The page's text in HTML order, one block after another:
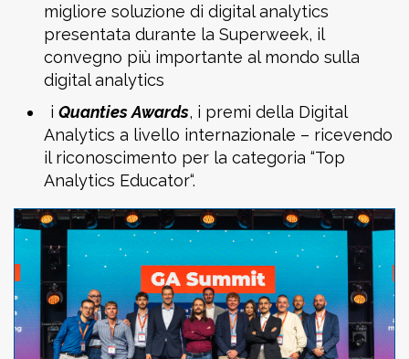
migliore soluzione di digital analytics
presentata durante la Superweek, il
convegno più importante al mondo sulla
digital analytics
i Quanties Awards, i premi della Digital
Analytics a livello internazionale – ricevendo
il riconoscimento per la categoria “Top
Analytics Educator“.